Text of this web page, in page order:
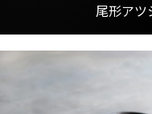
尾形アツ
尾形ア